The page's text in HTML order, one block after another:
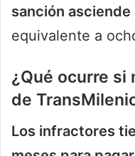
sanción
equivalente a
¿Qué ocurre si
de
Los infractores